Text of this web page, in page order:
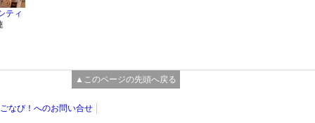
ティ
▲このページの先頭へ戻る
なび！へのお問い合せ